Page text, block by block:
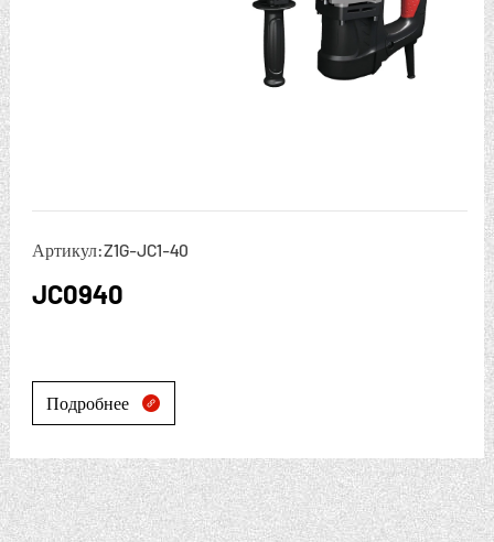
Артикул:Z1G-JC1-40
JC0940
Подробнее 